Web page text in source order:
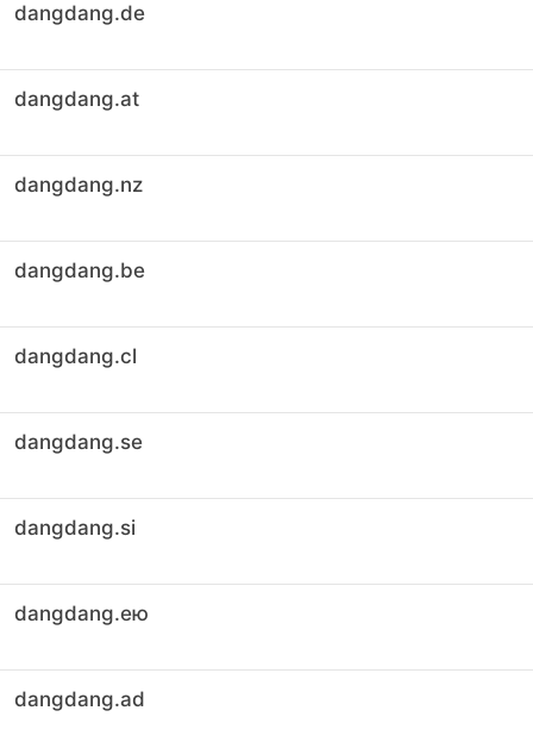
dangdang.de
dangdang.at
dangdang.nz
dangdang.be
dangdang.cl
dangdang.se
dangdang.si
dangdang.ею
dangdang.ad